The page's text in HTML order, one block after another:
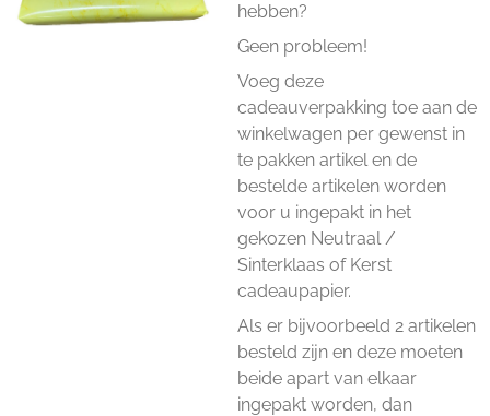
hebben?
Geen probleem!
Voeg deze
cadeauverpakking toe aan de
winkelwagen per gewenst in
te pakken artikel en de
bestelde artikelen worden
voor u ingepakt in het
gekozen Neutraal /
Sinterklaas of Kerst
cadeaupapier.
Als er bijvoorbeeld 2 artikelen
besteld zijn en deze moeten
beide apart van elkaar
ingepakt worden, dan